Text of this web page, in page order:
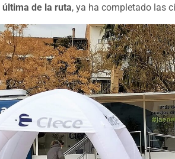
última de la ruta, ya ha completado las